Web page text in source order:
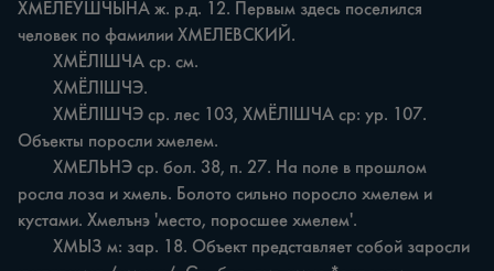
ХМЕЛЁЎШЧЫНА ж. р.д. 12. Первым здесь поселился
человек по фамилии ХМЕЛЕВСКИЙ.
Объекты поросли хмелем.
росла лоза и хмель. Болото сильно поросло хмелем и
кустами. Хмелънэ 'место, поросшее хмелем'.